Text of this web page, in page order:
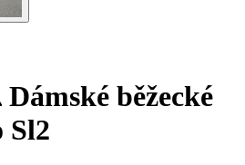
Dámské běžecké
Sl2